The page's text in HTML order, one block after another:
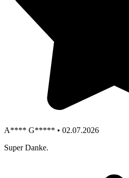
A**** G***** • 02.07.2026
Super Danke.